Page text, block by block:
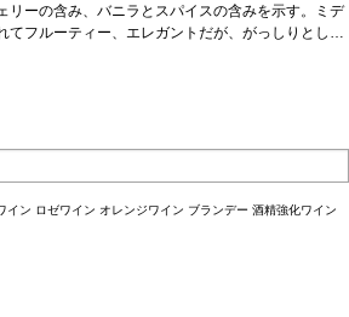
葡萄品種 77% メルロー、23% カベルネ・フラン
リーの含み、バニラとスパイスの含みを示す。ミデ
てフルーティー、エレガントだが、がっしりとした
イン ロゼワイン オレンジワイン ブランデー 酒精強化ワイン